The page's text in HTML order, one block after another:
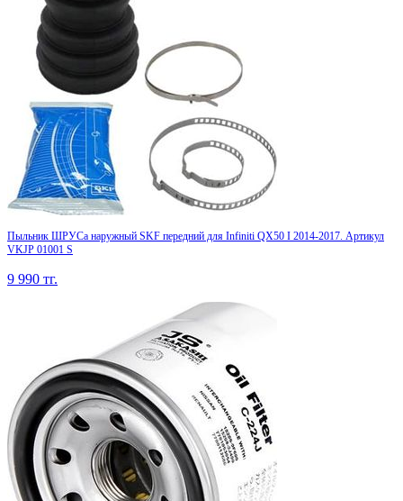
Пыльник ШРУСа наружный SKF передний для Infiniti QX50 I 2014-2017. Артикул
VKJP 01001 S
9 990 тг.